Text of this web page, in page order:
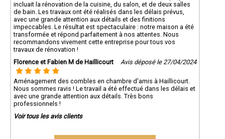
incluait la rénovation de la cuisine, du salon, et de deux salles
de bain. Les travaux ont été réalisés dans les délais prévus,
avec une grande attention aux détails et des finitions
impeccables. Le résultat est spectaculaire : notre maison a été
transformée et répond parfaitement à nos attentes. Nous
recommandons vivement cette entreprise pour tous vos
travaux de rénovation !
Florence et Fabien M de Haillicourt
Avis déposé le 27/04/2024
Aménagement des combles en chambre d'amis à Haillicourt.
Nous sommes ravis ! Le travail a été effectué dans les délais et
avec une grande attention aux détails. Très bons
professionnels !
Voir tous les avis clients